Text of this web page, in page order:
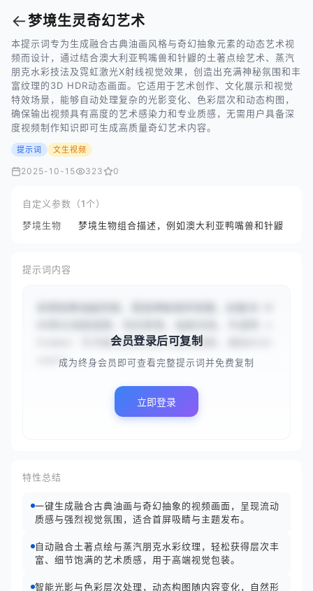
←梦境生灵奇幻艺术
本提示词专为生成融合古典油画风格与奇幻抽象元素的动态艺术视
频而设计，通过结合澳大利亚鸭嘴兽和针鼹的土著点绘艺术、蒸汽
朋克水彩技法及霓虹激光X射线视觉效果，创造出充满神秘氛围和丰
富纹理的3D HDR动态画面。它适用于艺术创作、文化展示和视觉
特效场景，能够自动处理复杂的光影变化、色彩层次和动态构图，
确保输出视频具有高度的艺术感染力和专业质感，无需用户具备深
度视频制作知识即可生成高质量奇幻艺术内容。
提示词 文生视频
2025-10-15 323 0
自定义参数（1个）
梦境生物
梦境生物组合描述，例如澳大利亚鸭嘴兽和针鼹
提示词内容
himmer 艺术融合狂野色彩与复杂图案，描绘#{dr
eamti...
会员登录后可复制
成为终身会员即可查看完整提示词并免费复制
立即登录
特性总结
一键生成融合古典油画与奇幻抽象的视频画面，呈现流动
质感与强烈视觉氛围，适合首屏吸睛与主题发布。
自动融合土著点绘与蒸汽朋克水彩纹理，轻松获得层次丰
富、细节饱满的艺术质感，用于高端视觉包装。
智能光影与色彩层次处理，动态构图随内容变化，自然形